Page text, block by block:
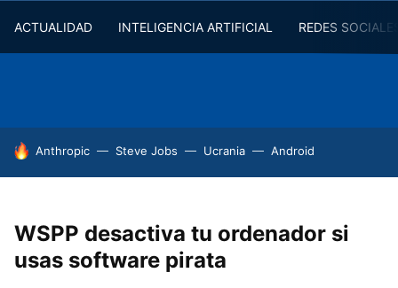
ACTUALIDAD INTELIGENCIA ARTIFICIAL REDES
HOY SE HABLA DE
Anthropic Steve Jobs Ucrania Android
WSPP desactiva tu ordenador si
usas software pirata